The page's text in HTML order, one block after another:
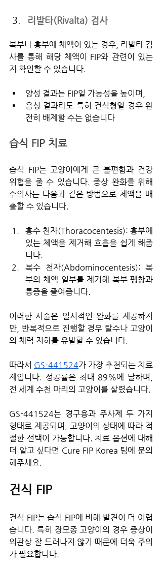
리발타(Rivalta) 검사
복부나 흉부에 체액이 있는 경우, 리발타 검
사를 통해 해당 체액이 FIP와 관련이 있는
지 확인할 수 있습니다.
양성 결과는 FIP일 가능성을 높이며,
음성 결과라도 특히 건식형일 경우 완
전히 배제할 수는 없습니다
습식 FIP 치료
습식 FIP는 고양이에게 큰 불편함과 건강
위협을 줄 수 있습니다. 증상 완화를 위해
수의사는 다음과 같은 방법으로 체액을 배
출할 수 있습니다.
흉수 천자(Thoracocentesis): 흉부에
있는 체액을 제거해 호흡을 쉽게 해줍
니다.
복수 천자(Abdominocentesis): 복
부의 체액 일부를 제거해 복부 팽창과
통증을 줄여줍니다.
이러한 시술은 일시적인 완화를 제공하지
만, 반복적으로 진행할 경우 탈수나 고양이
의 체력 저하를 유발할 수 있습니다.
따라서 GS-441524가 가장 추천되는 치료
제입니다. 성공률은 최대 89%에 달하며,
전 세계 수천 마리의 고양이를 살렸습니다.
GS-441524는 경구용과 주사제 두 가지
형태로 제공되며, 고양이의 상태에 따라 적
절한 선택이 가능합니다. 치료 옵션에 대해
더 알고 싶다면 Cure FIP Korea 팀에 문의
해주세요.
건식 FIP
건식 FIP는 습식 FIP에 비해 발견이 더 어렵
습니다. 특히 장모종 고양이의 경우 증상이
외관상 잘 드러나지 않기 때문에 더욱 주의
가 필요합니다.